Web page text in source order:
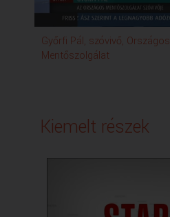
Győrfi Pál, szóvivő, Országos
Mentőszolgálat
Kiemelt részek